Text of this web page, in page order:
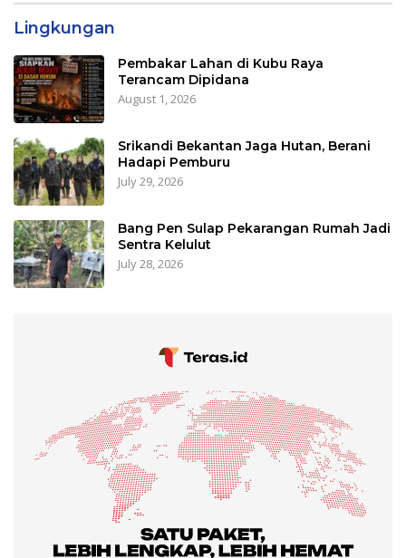
Lingkungan
Pembakar Lahan di Kubu Raya
Terancam Dipidana
August 1, 2026
Srikandi Bekantan Jaga Hutan, Berani
Hadapi Pemburu
July 29, 2026
Bang Pen Sulap Pekarangan Rumah Jadi
Sentra Kelulut
July 28, 2026